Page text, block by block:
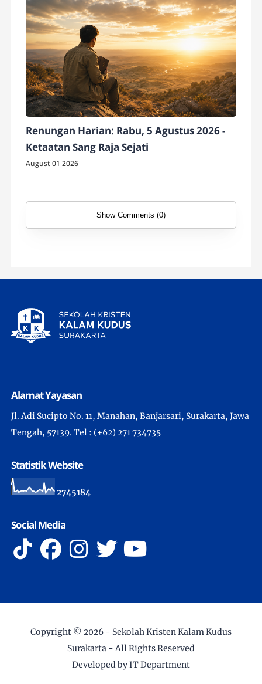
Renungan Harian: Rabu, 5 Agustus 2026 -
Ketaatan Sang Raja Sejati
August 01 2026
Show Comments (0)
Alamat Yayasan
Jl. Adi Sucipto No. 11, Manahan, Banjarsari, Surakarta, Jawa
Tengah, 57139. Tel : (+62) 271 734735
Statistik Website
2745184
Social Media
Copyright © 2026 - Sekolah Kristen Kalam Kudus
Surakarta - All Rights Reserved
Developed by IT Department